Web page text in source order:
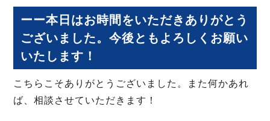
ーー本日はお時間をいただきありがとう
ございました。今後ともよろしくお願い
いたします！
こちらこそありがとうございました。また何かあれ
ば、相談させていただきます！